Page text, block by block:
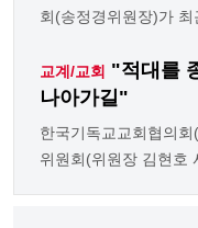
회(송정경위원장)가 최
교계/교회 "적대를
나아가길"
한국기독교교회협의
위원회(위원장 김현호